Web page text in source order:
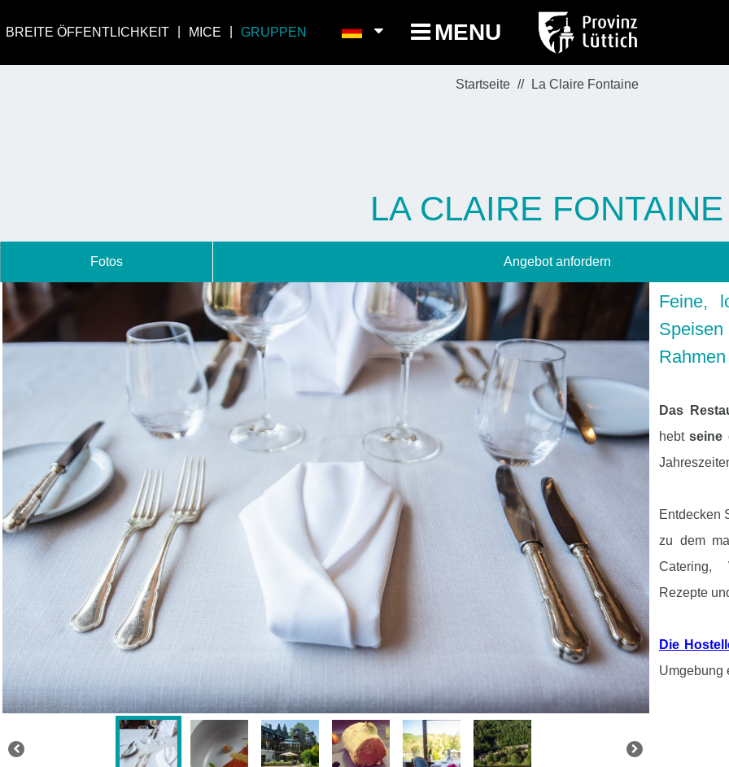
BREITE ÖFFENTLICHKEIT MICE GRUPPEN MENU
Startseite La Claire Fontaine
LA CLAIRE FONTAINE
Fotos Angebot anfordern
Feine,
Rahmen
Das
hebtseine
Entdecken
zu dem
Catering,
Rezepte
Die
Umgebung